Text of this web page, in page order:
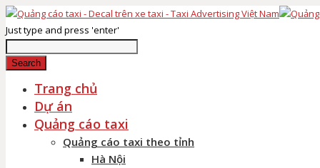
Just type and press 'enter'
Search
Trang chủ
Dự án
Quảng cáo taxi
Quảng cáo taxi theo tỉnh
Hà Nội